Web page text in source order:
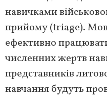
навичками
прийому (triage).
ефективно
численних жертв
представників
навчання будуть